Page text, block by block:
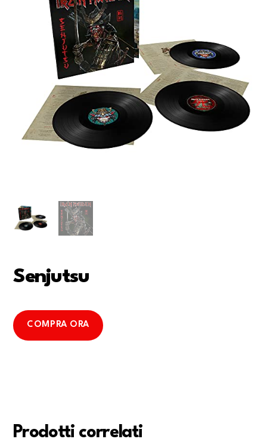
Senjutsu
COMPRA ORA
Prodotti correlati